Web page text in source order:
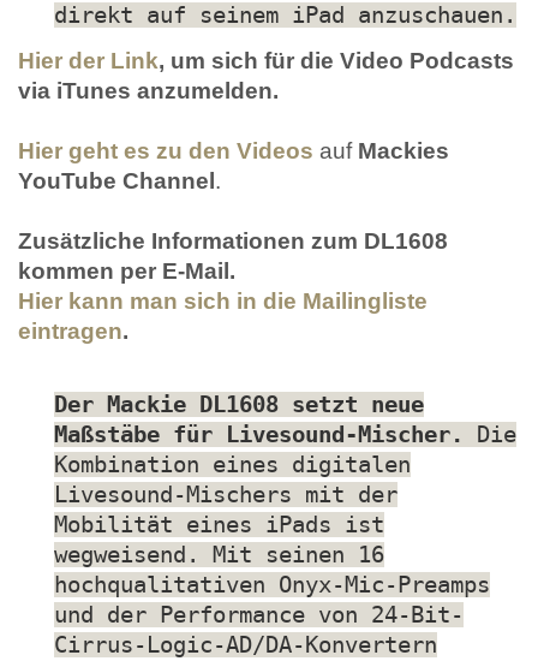
direkt auf seinem iPad anzuschauen.
Hier der Link, um sich für die Video Podcasts
via iTunes anzumelden.
Hier geht es zu den Videos auf Mackies
YouTube Channel.
Zusätzliche Informationen zum DL1608
kommen per E-Mail.
Hier kann man sich in die Mailingliste
eintragen.
Der Mackie DL1608 setzt neue
Maßstäbe für Livesound-Mischer.
Die
Kombination eines digitalen
Livesound-Mischers mit der
Mobilität eines iPads ist
wegweisend. Mit seinen 16
hochqualitativen Onyx-Mic-Preamps
und der Performance von 24-Bit-
Cirrus-Logic-AD/DA-Konvertern